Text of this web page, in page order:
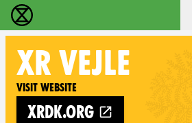
extinction rebellion - Home
XR VEJLE
Visit website
xrdk.org